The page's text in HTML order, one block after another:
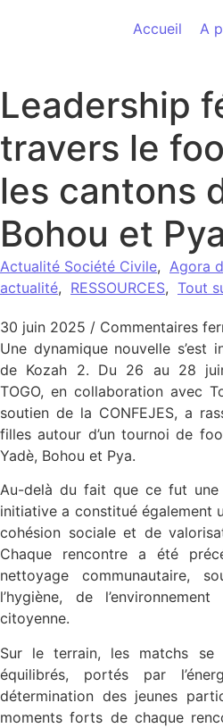
Accueil
A
Leadership
travers le
les cantons
Bohou et Pya
Actualité Société Civile, Agora
actualité, RESSOURCES, Tout
30 juin 2025 / Commentaires
Une dynamique nouvelle s’est
de Kozah 2. Du 26 au 28 juin
TOGO, en collaboration avec
soutien de la CONFEJES, a
filles autour d’un tournoi de
Yadè, Bohou et Pya.
Au-delà du fait que ce fut
initiative a constitué également
cohésion sociale et de
Chaque rencontre a été
nettoyage communautaire,
l’hygiène, de
citoyenne.
Sur le terrain, les matchs se
équilibrés, portés par
détermination des jeunes
moments forts de chaque